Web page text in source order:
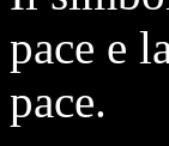
pace e
pace.